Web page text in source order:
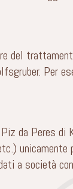
del
Per
da Peres di
a società